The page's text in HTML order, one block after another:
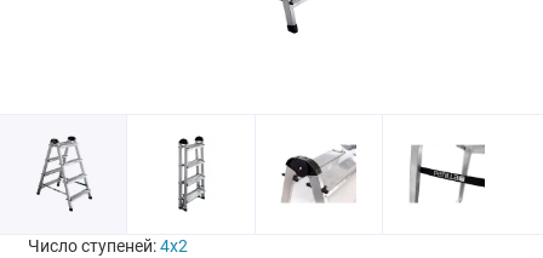
Число ступеней:4х2